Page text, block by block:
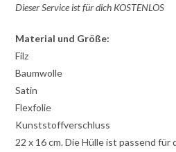
Dieser Service ist für dich KOSTENLOS
Material und Größe:
Filz
Baumwolle
Satin
Flexfolie
Kunststoffverschluss
22 x 16 cm. Die Hülle ist passend für